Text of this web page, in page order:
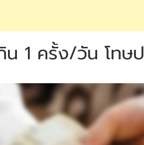
น 1 ครั้ง/วัน โท